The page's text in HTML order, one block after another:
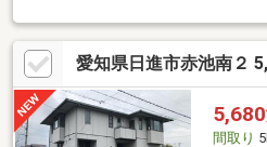
間口約8.3ｍ■並列2台駐車可能※車種
階・2階にそれぞれ広々WIC有■室内
にパントリー有■主寝室約11帖【ライ
日進市立西小学校まで約900ｍ（徒歩
約2000ｍ（徒歩25分）・プライムツ
24分）
愛知県日進市赤池南２
5,680
間取り